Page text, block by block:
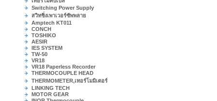
Switching Power Supply
สวิทชิ่งเพาเวอร์ซัพพลาย
Amptech KT011
CONCH
TOSHIKO
AESIR
IES SYSTEM
TW-50
VR18
VR18 Paperless Recorder
THERMOCOUPLE HEAD
THERMOMETER,เทอร์โมมิเตอร์
LINKING TECH
MOTOR GEAR